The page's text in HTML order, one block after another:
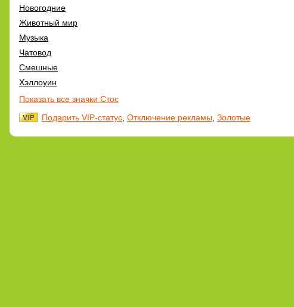
Новогодние
Животный мир
Музыка
Чатовод
Смешные
Хэллоуин
Показать все значки Стос
Подарить VIP-статус Отключение рекламы Золотые